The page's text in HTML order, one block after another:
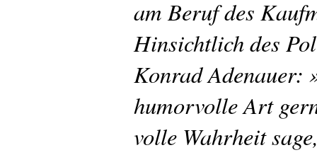
am Beruf des
Hinsichtlich des
Konrad Adenauer:
humorvolle Art
volle Wahrheit